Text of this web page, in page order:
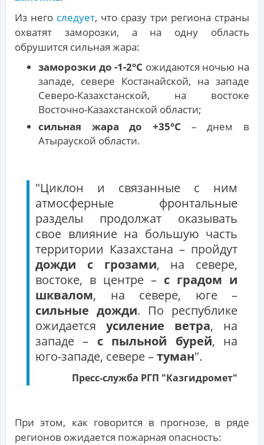
Из него следует, что сразу три региона страны
охватят заморозки, а на одну область
обрушится сильная жара:
заморозки до -1-2°С ожидаются ночью на
западе, севере Костанайской, на западе
Северо-Казахстанской, на востоке
Восточно-Казахстанской области;
сильная жара до +35°С – днем в
Атырауской области.
"Циклон и связанные с ним
атмосферные фронтальные
разделы продолжат оказывать
свое влияние на большую часть
территории Казахстана – пройдут
дожди с грозами, на севере,
востоке, в центре – с градом и
шквалом, на севере, юге –
сильные дожди. По республике
ожидается усиление ветра, на
западе – с пыльной бурей, на
юго-западе, севере –туман".
Пресс-служба РГП "Казгидромет"
При этом, как говорится в прогнозе, в ряде
регионов ожидается пожарная опасность: